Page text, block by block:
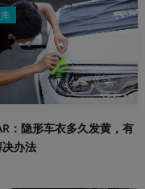
：隐形车衣多久发黄，有
办法